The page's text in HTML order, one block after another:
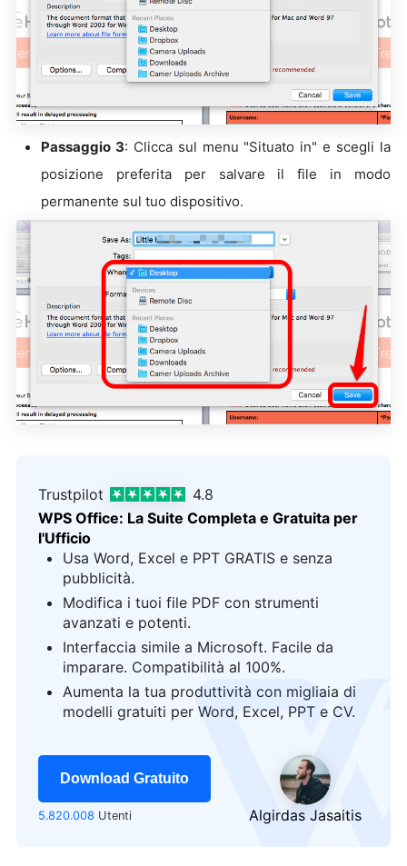
Passaggio 3: Clicca sul menu "Situato in" e scegli la
posizione preferita per salvare il file in modo
permanente sul tuo dispositivo.
Trustpilot
4.8
WPS Office: La Suite Completa e Gratuita per
l'Ufficio
Usa Word, Excel e PPT GRATIS e senza
pubblicità.
Modifica i tuoi file PDF con strumenti
avanzati e potenti.
Interfaccia simile a Microsoft. Facile da
imparare. Compatibilità al 100%.
Aumenta la tua produttività con migliaia di
modelli gratuiti per Word, Excel, PPT e CV.
Download Gratuito
5.820.008 Utenti Algirdas Jasaitis
logo